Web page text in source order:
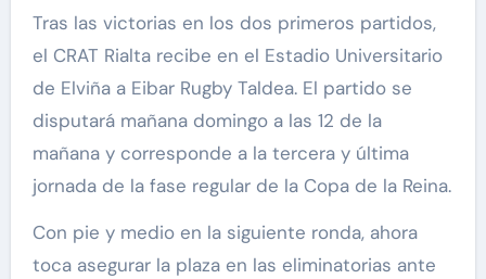
Tras las victorias en los dos primeros partidos,
el CRAT Rialta recibe en el Estadio Universitario
de Elviña a Eibar Rugby Taldea. El partido se
disputará mañana domingo a las 12 de la
mañana y corresponde a la tercera y última
jornada de la fase regular de la Copa de la Reina.
Con pie y medio en la siguiente ronda, ahora
toca asegurar la plaza en las eliminatorias ante